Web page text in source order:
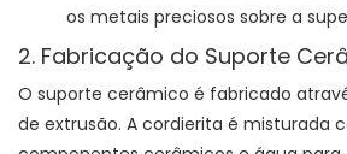
os metais preciosos sobre a
2. Fabricação do Suporte
O suporte cerâmico é fabricado
de extrusão. A cordierita é misturada